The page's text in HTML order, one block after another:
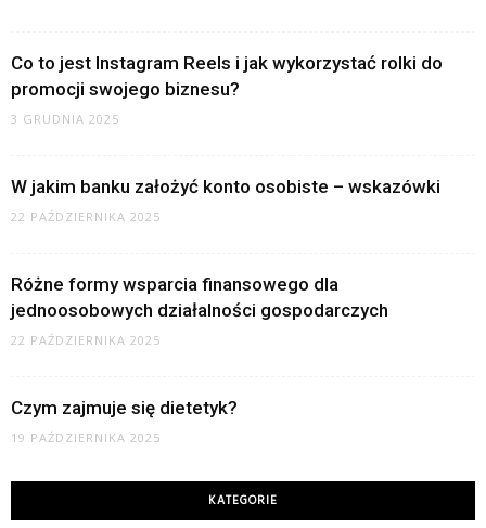
Co to jest Instagram Reels i jak wykorzystać rolki do
promocji swojego biznesu?
3 GRUDNIA 2025
W jakim banku założyć konto osobiste – wskazówki
22 PAŹDZIERNIKA 2025
Różne formy wsparcia finansowego dla
jednoosobowych działalności gospodarczych
22 PAŹDZIERNIKA 2025
Czym zajmuje się dietetyk?
19 PAŹDZIERNIKA 2025
KATEGORIE